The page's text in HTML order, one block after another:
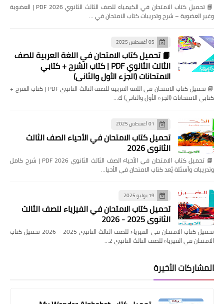
📘 تحميل كتاب الامتحان في الكيمياء للصف الثالث الثانوي 2026 PDF | العضوية
وغير العضوية – شرح وتدريبات كتاب الامتحان في …
05 أغسطس 2025
📘 تحميل كتاب الامتحان في اللغة العربية للصف
الثالث الثانوي PDF | كتاب الشرح + كتابي
الامتحانات (الجزء الأول والثاني)
📘 تحميل كتاب الامتحان في اللغة العربية للصف الثالث الثانوي PDF | كتاب الشرح +
كتابي الامتحانات (الجزء الأول والثاني) ك…
01 أغسطس 2025
تحميل كتاب الامتحان في الأحياء الصف الثالث
الثانوي 2026
📘 تحميل كتاب الامتحان في الأحياء الصف الثالث الثانوي 2026 PDF | شرح كامل
وتدريبات وأسئلة يُعد كتاب الامتحان في الأحيا…
19 يوليو 2025
تحميل كتاب الامتحان في الفيزياء للصف الثالث
الثانوي 2025 - 2026
تحميل كتاب الامتحان في الفيزياء للصف الثالث الثانوي 2025 - 2026 تحميل كتاب
الامتحان في الفيزياء للصف الثالث الثانوي 2…
المشاركات الأخيرة